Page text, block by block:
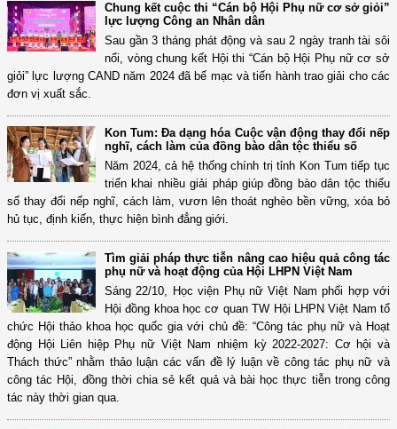
Chung kết cuộc thi “Cán bộ Hội Phụ nữ cơ sở giỏi”
lực lượng Công an Nhân dân
Sau gần 3 tháng phát động và sau 2 ngày tranh tài sôi
nổi, vòng chung kết Hội thi “Cán bộ Hội Phụ nữ cơ sở
giỏi” lực lượng CAND năm 2024 đã bế mạc và tiến hành trao giải cho các
đơn vị xuất sắc.
Kon Tum: Đa dạng hóa Cuộc vận động thay đổi nếp
nghĩ, cách làm của đồng bào dân tộc thiểu số
Năm 2024, cả hệ thống chính trị tỉnh Kon Tum tiếp tục
triển khai nhiều giải pháp giúp đồng bào dân tộc thiểu
số thay đổi nếp nghĩ, cách làm, vươn lên thoát nghèo bền vững, xóa bỏ
hủ tục, định kiến, thực hiện bình đẳng giới.
Tìm giải pháp thực tiễn nâng cao hiệu quả công tác
phụ nữ và hoạt động của Hội LHPN Việt Nam
Sáng 22/10, Học viện Phụ nữ Việt Nam phối hợp với
Hội đồng khoa học cơ quan TW Hội LHPN Việt Nam tổ
chức Hội thảo khoa học quốc gia với chủ đề: “Công tác phụ nữ và Hoạt
động Hội Liên hiệp Phụ nữ Việt Nam nhiệm kỳ 2022-2027: Cơ hội và
Thách thức” nhằm thảo luận các vấn đề lý luận về công tác phụ nữ và
công tác Hội, đồng thời chia sẻ kết quả và bài học thực tiễn trong công
tác này thời gian qua.